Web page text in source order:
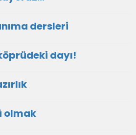
dersleri
dayı!
olmak